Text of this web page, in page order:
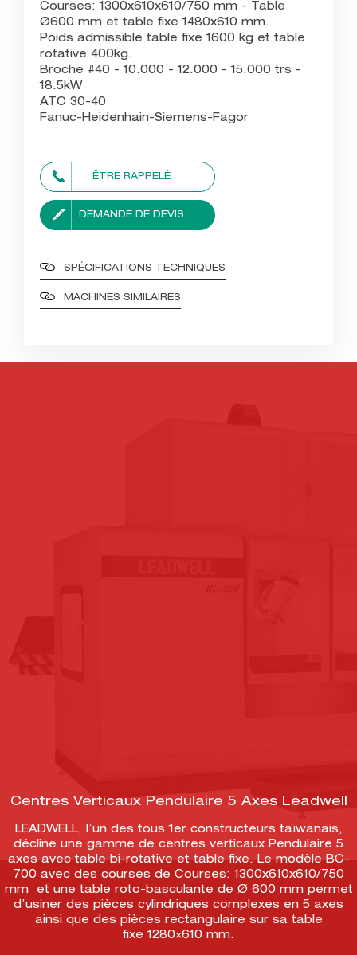
Courses: 1300x610x610/750 mm - Table
Ø600 mm et table fixe 1480x610 mm.
Poids admissible table fixe 1600 kg et table
rotative 400kg.
Broche #40 - 10.000 - 12.000 - 15.000 trs -
18.5kW
ATC 30-40
Fanuc-Heidenhain-Siemens-Fagor
ÊTRE RAPPELÉ
DEMANDE DE DEVIS
SPÉCIFICATIONS TECHNIQUES
MACHINES SIMILAIRES
Centres Verticaux Pendulaire 5 Axes Leadwell
LEADWELL, l’un des tous 1er constructeurs taïwanais,
décline une gamme de centres verticaux Pendulaire 5
axes avec table bi-rotative et table fixe. Le modèle BC-
700 avec des courses de Courses: 1300x610x610/750
mm et une table roto-basculante de Ø 600 mm permet
d’usiner des pièces cylindriques complexes en 5 axes
ainsi que des pièces rectangulaire sur sa table
fixe 1280×610 mm.